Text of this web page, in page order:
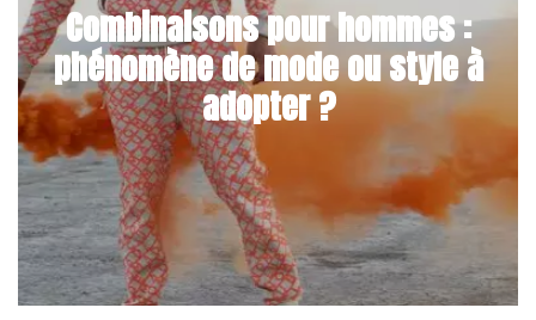
Combinaisons pour hommes :
phénomène de mode ou style à
adopter ?